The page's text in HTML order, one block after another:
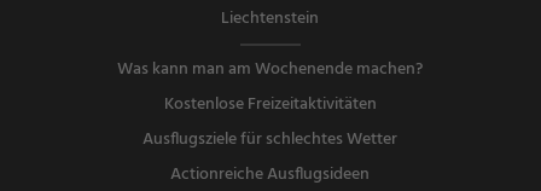
Liechtenstein
Was kann man am Wochenende machen?
Kostenlose Freizeitaktivitäten
Ausflugsziele für schlechtes Wetter
Actionreiche Ausflugsideen